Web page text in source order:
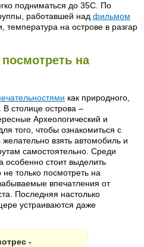
подниматься до 35С. По
работавшей над фильмом
на острове в разгар
на
как природного,
В столице острова –
Археологический и
того, чтобы ознакомиться с
взять автомобиль и
самостоятельно. Среди
особенно стоит выделить
только посмотреть на
впечатления от
Последняя настолько
устраиваются даже
-